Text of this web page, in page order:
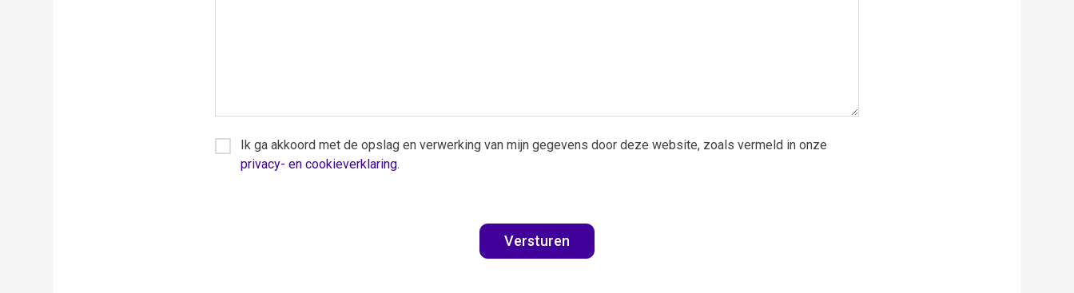
Ik ga akkoord met de opslag en verwerking van mijn gegevens door deze website, zoals vermeld in onze
privacy- en cookieverklaring.
Versturen